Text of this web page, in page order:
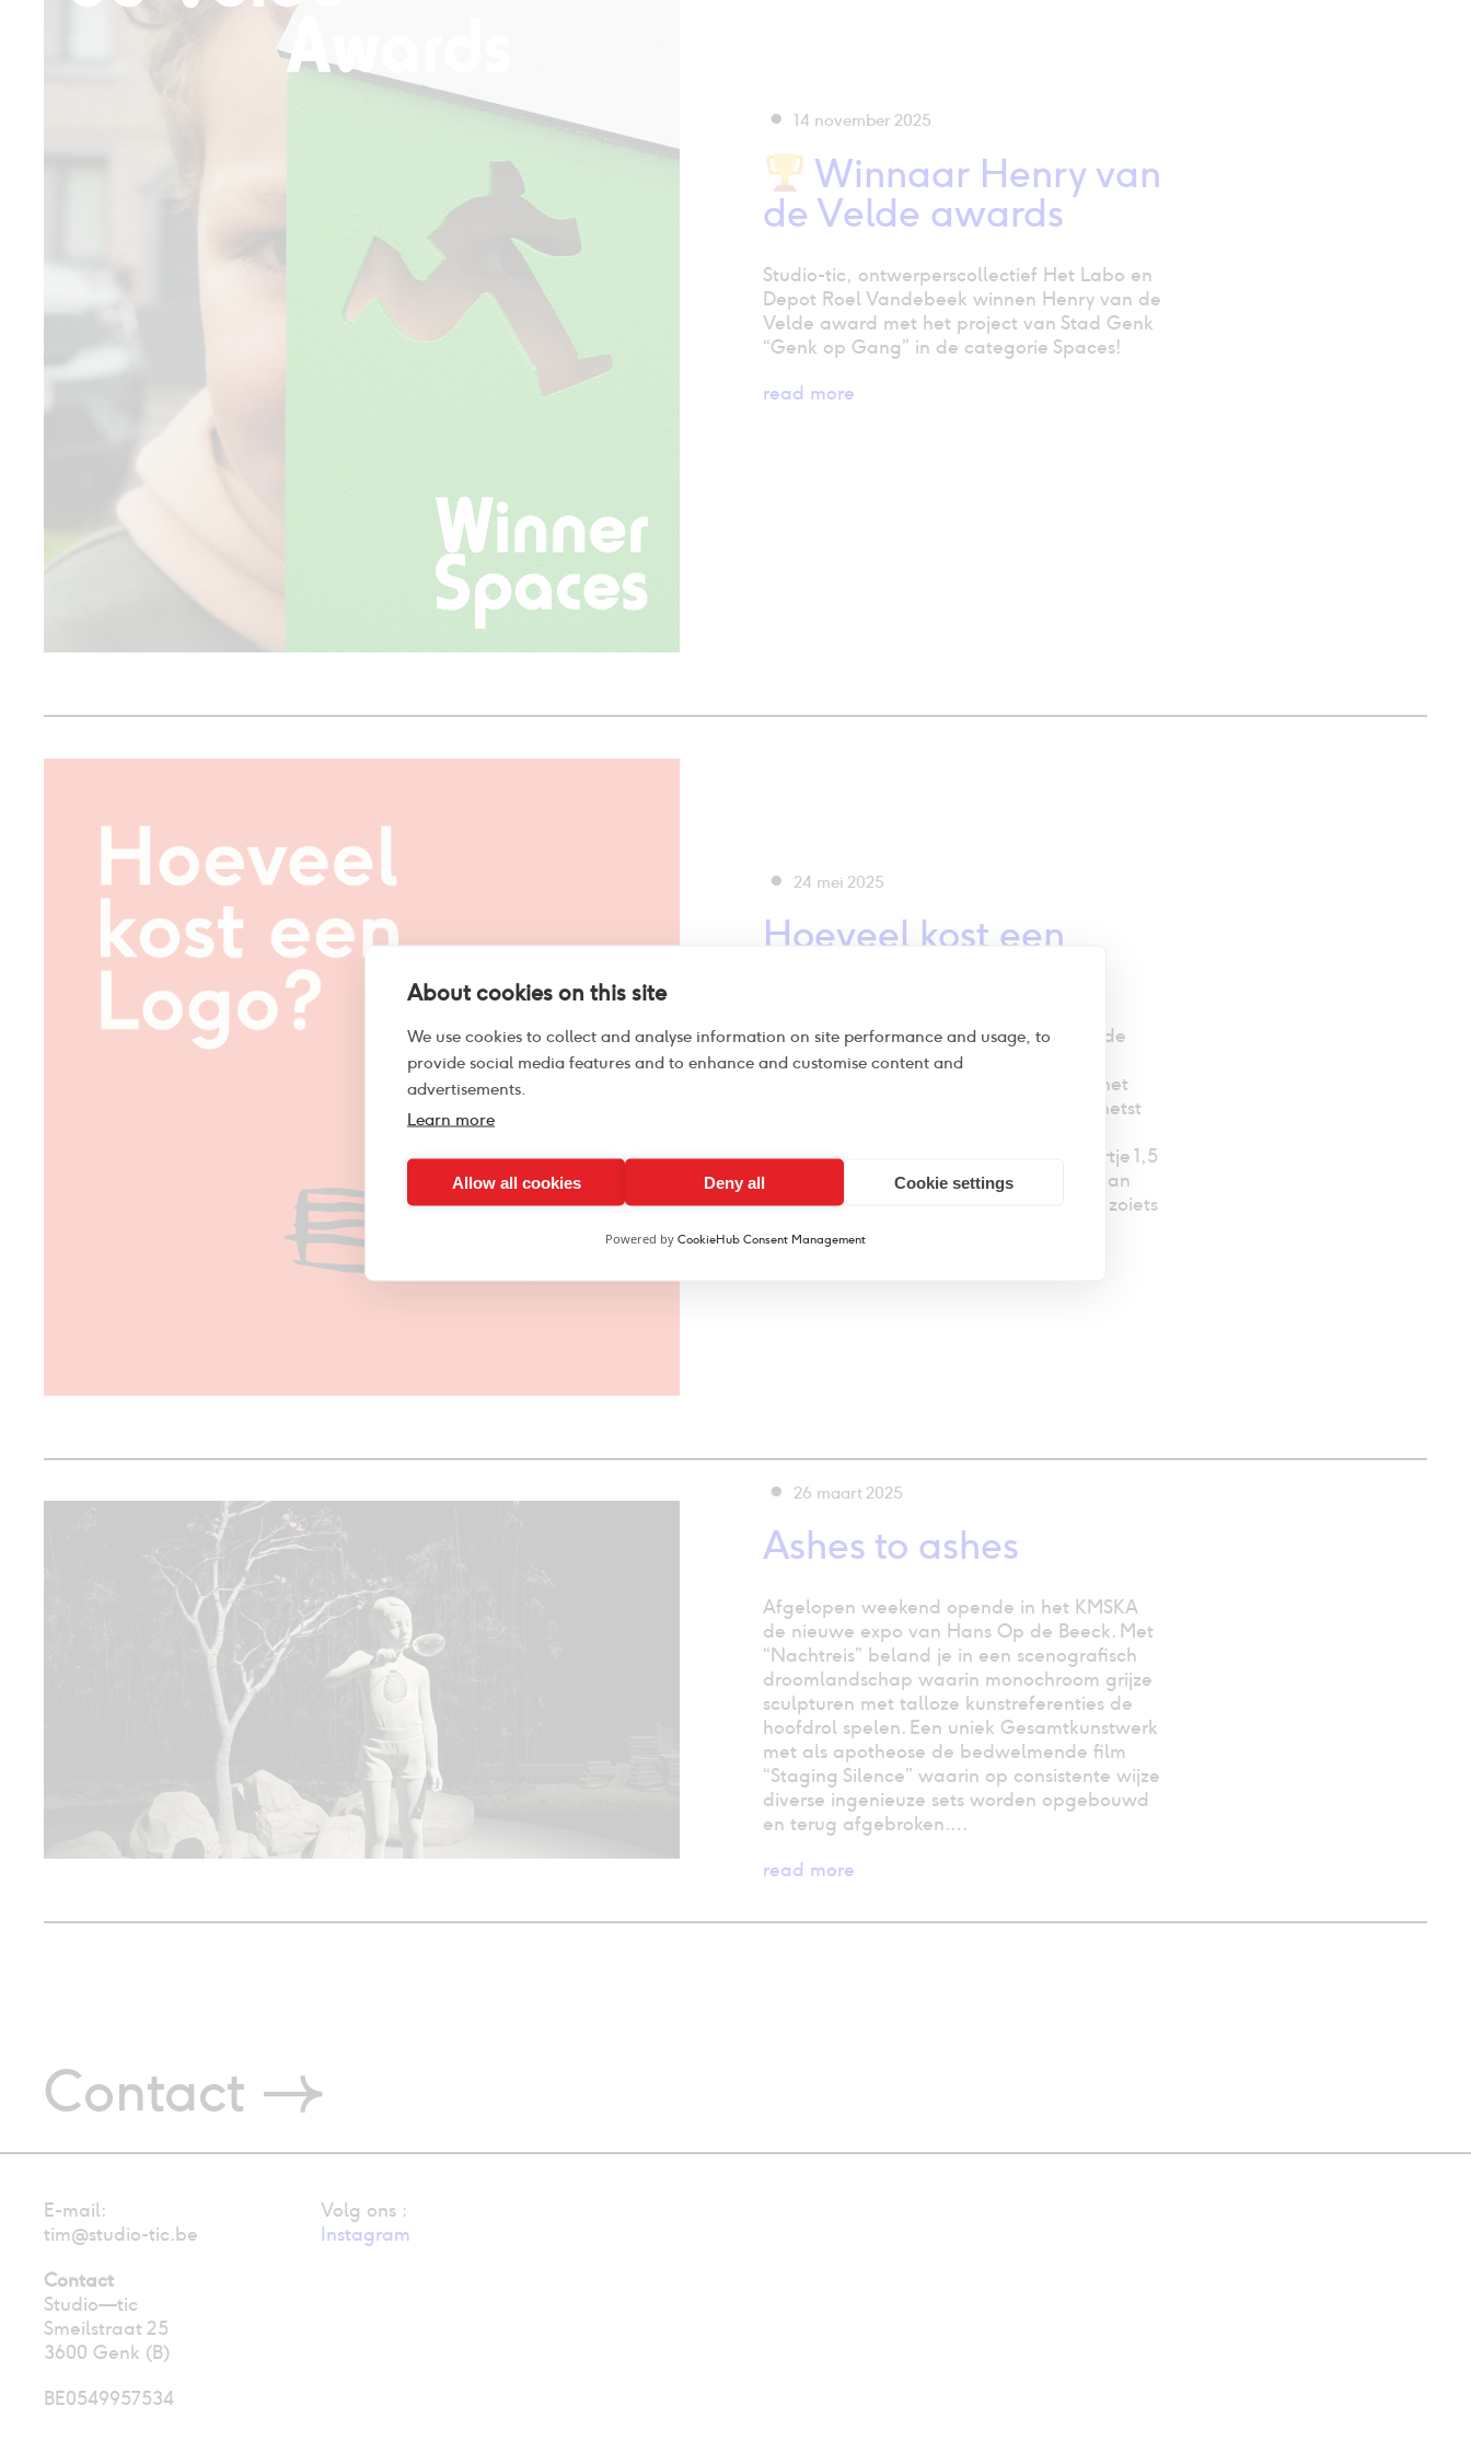
14 november 2025
Winnaar Henry van
de Velde awards
Studio-tic, ontwerperscollectief Het Labo en
Depot Roel Vandebeek winnen Henry van de
Velde award met het project van Stad Genk
“Genk op Gang” in de categorie Spaces!
read more
24 mei 2025
Hoeveel kost een
Halverwege de eerste meeting tussen de
CEO’s van Citigroup en Travelers en
Pentagram Partner Paula Scher, werd het
iconische Citibank logo geboren. Geschetst
beeldconcept reeds zichtbaar. Prijskaartje 1,5
miljoen euro. Welke waanzin ging hieraan
vooraf? En vooral, welke instelling kan zoiets
26 maart 2025
Ashes to ashes
Afgelopen weekend opende in het KMSKA
de nieuwe expo van Hans Op de Beeck. Met
“Nachtreis” beland je in een scenografisch
droomlandschap waarin monochroom grijze
sculpturen met talloze kunstreferenties de
hoofdrol spelen. Een uniek Gesamtkunstwerk
met als apotheose de bedwelmende film
“Staging Silence” waarin op consistente wijze
diverse ingenieuze sets worden opgebouwd
en terug afgebroken.…
read more
Contact
E-mail:
tim@studio-tic.be
Contact
Studio—tic
Smeilstraat 25
3600 Genk (B)
BE0549957534
Volg ons :
Instagram
About cookies on this site
We use cookies to collect and analyse information on site performance and usage, to
provide social media features and to enhance and customise content and
advertisements.
Learn more
Allow all cookies Deny all Cookie settings
Powered by CookieHub Consent Management